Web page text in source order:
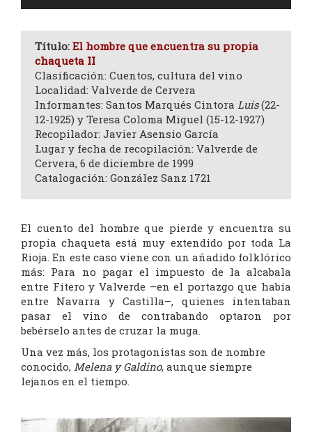
Título: El hombre que encuentra su propia
chaqueta II
Clasificación: Cuentos, cultura del vino
Localidad: Valverde de Cervera
Informantes: Santos Marqués Cintora Luis(22-
12-1925) y Teresa Coloma Miguel (15-12-1927)
Recopilador: Javier Asensio García
Lugar y fecha de recopilación: Valverde de
Cervera, 6 de diciembre de 1999
Catalogación: González Sanz 1721
El cuento del hombre que pierde y encuentra su
propia chaqueta está muy extendido por toda La
Rioja. En este caso viene con un añadido folklórico
más: Para no pagar el impuesto de la alcabala
entre Fitero y Valverde –en el portazgo que había
entre Navarra y Castilla–, quienes intentaban
pasar el vino de contrabando optaron por
bebérselo antes de cruzar la muga.
Una vez más, los protagonistas son de nombre
conocido, Melena y Galdino, aunque siempre
lejanos en el tiempo.